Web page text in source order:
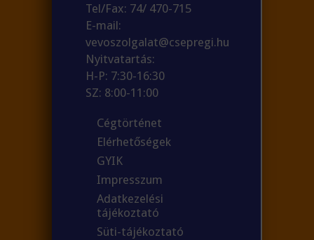
Tel/Fax: 74/ 470-715
E-mail:
vevoszolgalat@csepregi.hu
Nyitvatartás:
H-P: 7:30-16:30
SZ: 8:00-11:00
Cégtörténet
Elérhetőségek
GYIK
Impresszum
Adatkezelési
tájékoztató
Süti-tájékoztató